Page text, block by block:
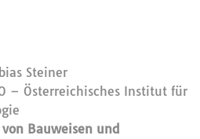
Steiner
– Österreichisches Institut für
Bauweisen und